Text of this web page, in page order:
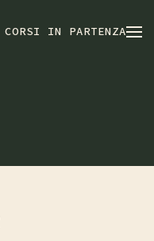
CORSI IN PARTENZA